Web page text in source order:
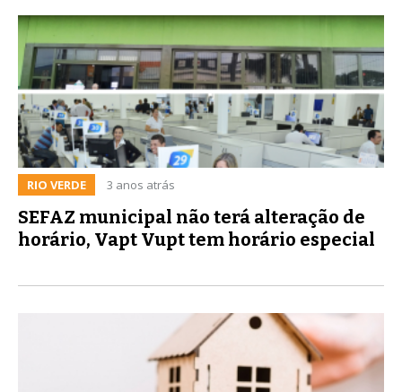
RIO VERDE 3 anos atrás
SEFAZ municipal não terá alteração de
horário, Vapt Vupt tem horário especial